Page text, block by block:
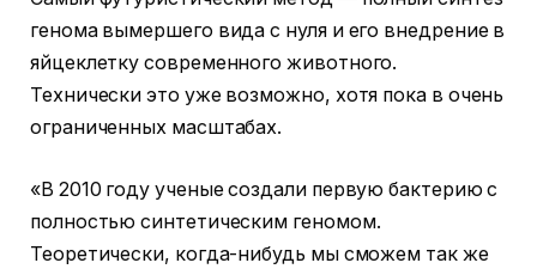
генома вымершего вида с нуля и его внедрение в
яйцеклетку современного животного.
Технически это уже возможно, хотя пока в очень
ограниченных масштабах.
«В 2010 году ученые создали первую бактерию с
полностью синтетическим геномом.
Теоретически, когда-нибудь мы сможем так же